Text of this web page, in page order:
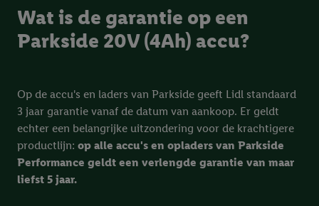
Wat is de garantie op een
Parkside 20V (4Ah) accu?
Op de accu's en laders van Parkside geeft Lidl standaard
3 jaar garantie vanaf de datum van aankoop. Er geldt
echter een belangrijke uitzondering voor de krachtigere
productlijn: op alle accu's en opladers van Parkside
Performance geldt een verlengde garantie van maar
liefst 5 jaar.